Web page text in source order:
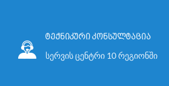
მაღალი სიბლანტის მქონე ან
დეგაზირებულ სითხეებთან
მუშაობისასაც.
ტექნიკური კონსულტაცია
სერვის ცენტრი 10 რეგიონში